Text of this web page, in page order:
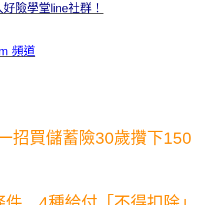
險學堂line社群！
頻道
招買儲蓄險30歲攢下150